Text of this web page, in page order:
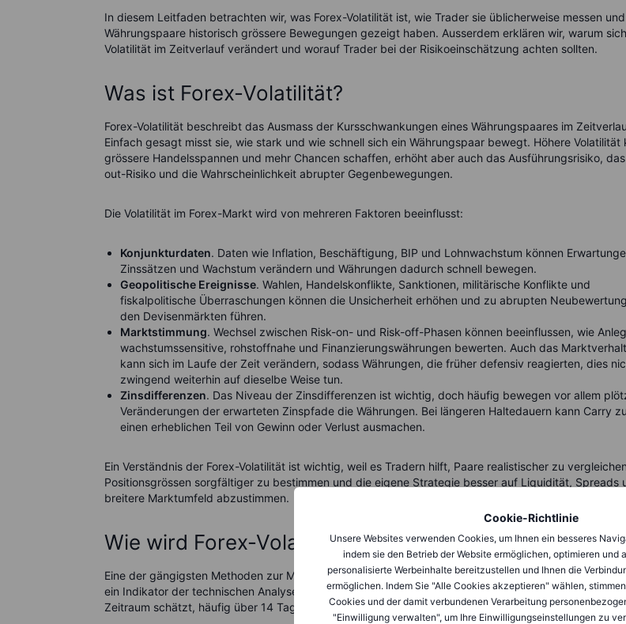
Cookie-Richtlinie
Unsere Websites verwenden Cookies, um Ihnen ein besseres
indem sie den Betrieb der Website ermöglichen, optimieren und
personalisierte Werbeinhalte bereitzustellen und Ihnen die
ermöglichen. Indem Sie "Alle Cookies akzeptieren" wählen,
Cookies und der damit verbundenen Verarbeitung
"Einwilligung verwalten", um Ihre Einwilligungseinstellungen zu
In diesem Leitfaden betrachten wir, was Forex-Volatilität ist, wie Trader sie üblicherweise messen
Währungspaare historisch grössere Bewegungen gezeigt haben. Ausserdem erklären wir, warum sich
Volatilität im Zeitverlauf verändert und worauf Trader bei der Risikoeinschätzung achten sollten.
Was ist Forex-Volatilität?
Forex-Volatilität beschreibt das Ausmass der Kursschwankungen eines Währungspaares im
Einfach gesagt misst sie, wie stark und wie schnell sich ein Währungspaar bewegt. Höhere Volatilität
grössere Handelsspannen und mehr Chancen schaffen, erhöht aber auch das Ausführungsrisiko,
out-Risiko und die Wahrscheinlichkeit abrupter Gegenbewegungen.
Die Volatilität im Forex-Markt wird von mehreren Faktoren beeinflusst:
Konjunkturdaten. Daten wie Inflation, Beschäftigung, BIP und Lohnwachstum können
Zinssätzen und Wachstum verändern und Währungen dadurch schnell bewegen.
Geopolitische Ereignisse. Wahlen, Handelskonflikte, Sanktionen, militärische Konflikte und
fiskalpolitische Überraschungen können die Unsicherheit erhöhen und zu abrupten
den Devisenmärkten führen.
Marktstimmung. Wechsel zwischen Risk-on- und Risk-off-Phasen können beeinflussen, wie
wachstumssensitive, rohstoffnahe und Finanzierungswährungen bewerten. Auch das
kann sich im Laufe der Zeit verändern, sodass Währungen, die früher defensiv reagierten, dies
zwingend weiterhin auf dieselbe Weise tun.
Zinsdifferenzen. Das Niveau der Zinsdifferenzen ist wichtig, doch häufig bewegen vor allem
Veränderungen der erwarteten Zinspfade die Währungen. Bei längeren Haltedauern kann Carry
einen erheblichen Teil von Gewinn oder Verlust ausmachen.
Ein Verständnis der Forex-Volatilität ist wichtig, weil es Tradern hilft, Paare realistischer zu
Positionsgrössen sorgfältiger zu bestimmen und die eigene Strategie besser auf Liquidität, Spreads
breitere Marktumfeld abzustimmen.
Wie wird Forex-Volatilität gemessen?
Eine der gängigsten Methoden zur Messung der Forex-Volatilität ist dieAverage True Range (ATR).
ein Indikator der technischen Analyse, der die durchschnittliche Handelsspanne über einen
Zeitraum schätzt, häufig über 14 Tage. Grundlage ist die True Range, also der grösste der